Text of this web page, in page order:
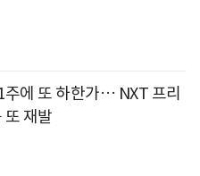
주에 또 하한가… NXT 프리
또 재발